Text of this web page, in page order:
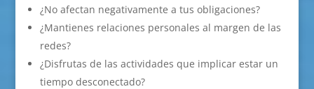
¿No afectan negativamente a tus obligaciones?
¿Mantienes relaciones personales al margen de las
redes?
¿Disfrutas de las actividades que implicar estar un
tiempo desconectado?